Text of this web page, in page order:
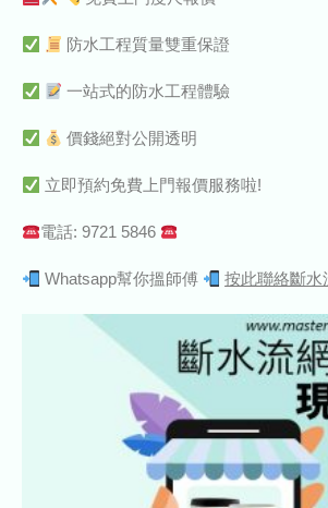
防水工程質量雙重保證
一站式的防水工程體驗
價錢絕對公開透明
立即預約免費上門報價服務啦!
電話: 9721 5846
Whatsapp幫你搵師傅 按此聯絡斷水